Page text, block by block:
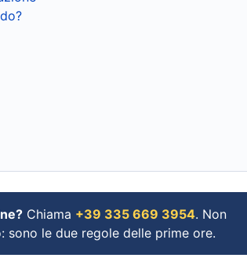
Chiama +39 335 669 3954. Non
sono le due regole delle prime ore.